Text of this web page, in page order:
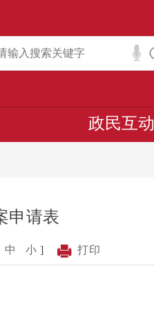
政民互动
申请表
中 小 ] 打印